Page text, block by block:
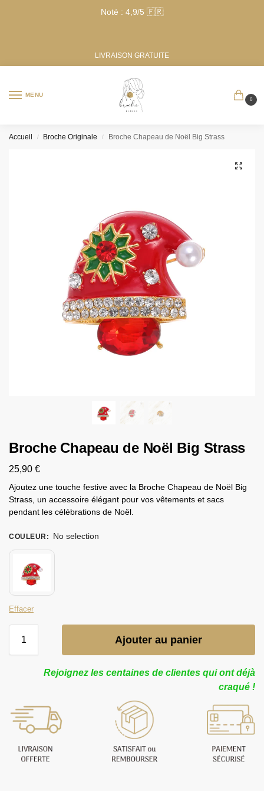
Noté : 4,9/5 🇫🇷
LIVRAISON GRATUITE
MENU
0
Accueil / Broche Originale / Broche Chapeau de Noël Big Strass
Broche Chapeau de Noël Big Strass
25,90 €
Ajoutez une touche festive avec la Broche Chapeau de Noël Big
Strass, un accessoire élégant pour vos vêtements et sacs
pendant les célébrations de Noël.
COULEUR : No selection
Effacer
Ajouter au panier
Rejoignez les centaines de clientes qui ont déjà
craqué !